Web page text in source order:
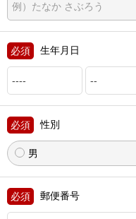
生年月日
性別
男
郵便番号